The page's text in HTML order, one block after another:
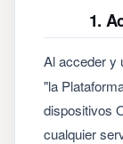
1.
Al acceder y
"la
dispositivos
cualquier